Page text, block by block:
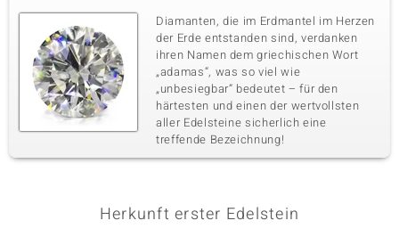
Diamanten, die im Erdmantel im Herzen
der Erde entstanden sind, verdanken
ihren Namen dem griechischen Wort
„adamas“, was so viel wie
„unbesiegbar“ bedeutet – für den
härtesten und einen der wertvollsten
aller Edelsteine sicherlich eine
treffende Bezeichnung!
Herkunft erster Edelstein